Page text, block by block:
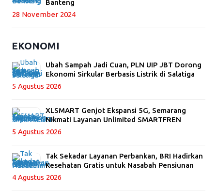
Banteng
28 November 2024
EKONOMI
Ubah Sampah Jadi Cuan, PLN UIP JBT Dorong
Ekonomi Sirkular Berbasis Listrik di Salatiga
5 Agustus 2026
XLSMART Genjot Ekspansi 5G, Semarang
Nikmati Layanan Unlimited SMARTFREN
5 Agustus 2026
Tak Sekadar Layanan Perbankan, BRI Hadirkan
Kesehatan Gratis untuk Nasabah Pensiunan
4 Agustus 2026